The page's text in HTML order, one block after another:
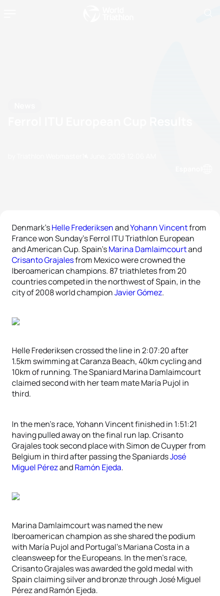
Denmark’sHelle FrederiksenandYohann Vincentfrom
France won Sunday’s Ferrol ITU Triathlon European
and American Cup. Spain’sMarina Damlaimcourtand
Crisanto Grajalesfrom Mexico were crowned the
Iberoamerican champions. 87 triathletes from 20
countries competed in the northwest of Spain, in the
city of 2008 world championJavier Gómez.
Helle Frederiksen crossed the line in 2:07:20 after
1.5km swimming at Caranza Beach, 40km cycling and
10km of running. The Spaniard Marina Damlaimcourt
claimed second with her team mate María Pujol in
third.
In the men’s race, Yohann Vincent finished in 1:51:21
having pulled away on the final run lap. Crisanto
Grajales took second place with Simon de Cuyper from
Belgium in third after passing the SpaniardsJosé
Miguel PérezandRamón Ejeda.
Marina Damlaimcourt was named the new
Iberoamerican champion as she shared the podium
with María Pujol and Portugal’s Mariana Costa in a
cleansweep for the Europeans. In the men’s race,
Crisanto Grajales was awarded the gold medal with
Spain claiming silver and bronze through José Miguel
Pérez and Ramón Ejeda.